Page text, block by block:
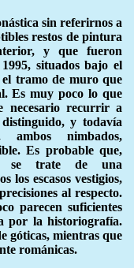
sin referirnos a
restos de pintura
y que fueron
situados bajo el
tramo de muro que
Es muy poco lo que
necesario recurrir a
y todavía
ambos nimbados,
Es probable que,
se trate de una
los escasos vestigios,
al respecto.
parecen suficientes
por la historiografía.
góticas, mientras que
románicas.